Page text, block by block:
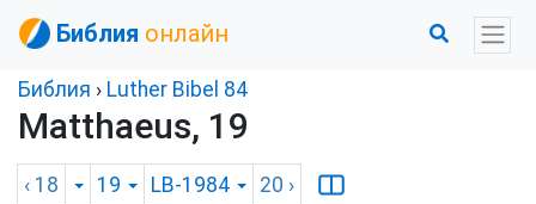
Библия онлайн
Библия › Luther Bibel 84
Matthaeus, 19
‹ 18 19 LB-1984 20 ›